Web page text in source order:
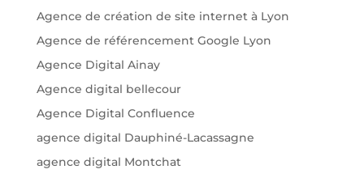
Agence de création de site internet à Lyon
Agence de référencement Google Lyon
Agence Digital Ainay
Agence digital bellecour
Agence Digital Confluence
agence digital Dauphiné-Lacassagne
agence digital Montchat